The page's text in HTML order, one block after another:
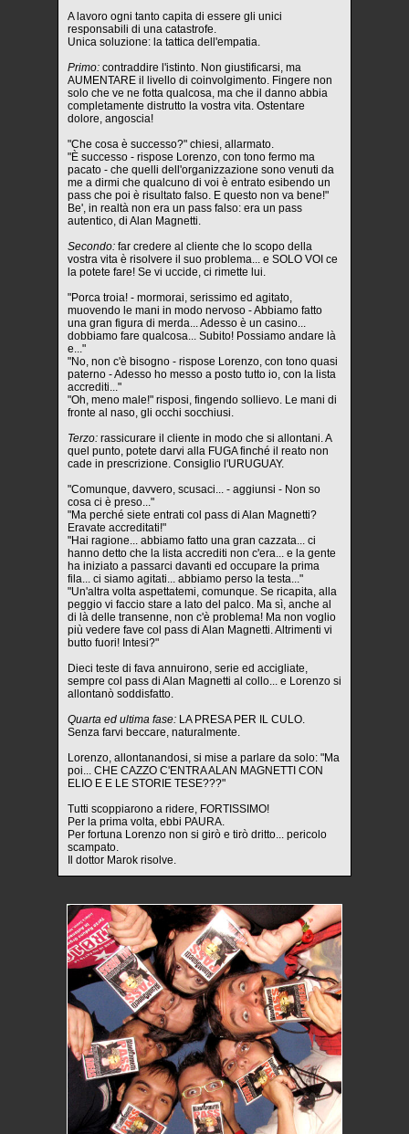
A lavoro ogni tanto capita di essere gli unici
responsabili di una catastrofe.
Unica soluzione: la tattica dell'empatia.
Primo: contraddire l'istinto. Non giustificarsi, ma
AUMENTARE il livello di coinvolgimento. Fingere non
solo che ve ne fotta qualcosa, ma che il danno abbia
completamente distrutto la vostra vita. Ostentare
dolore, angoscia!
"Che cosa è successo?" chiesi, allarmato.
"È successo - rispose Lorenzo, con tono fermo ma
pacato - che quelli dell'organizzazione sono venuti da
me a dirmi che qualcuno di voi è entrato esibendo un
pass che poi è risultato falso. E questo non va bene!"
Be', in realtà non era un pass falso: era un pass
autentico, di Alan Magnetti.
Secondo: far credere al cliente che lo scopo della
vostra vita è risolvere il suo problema... e SOLO VOI ce
la potete fare! Se vi uccide, ci rimette lui.
"Porca troia! - mormorai, serissimo ed agitato,
muovendo le mani in modo nervoso - Abbiamo fatto
una gran figura di merda... Adesso è un casino...
dobbiamo fare qualcosa... Subito! Possiamo andare là
e..."
"No, non c'è bisogno - rispose Lorenzo, con tono quasi
paterno - Adesso ho messo a posto tutto io, con la lista
accrediti..."
"Oh, meno male!" risposi, fingendo sollievo. Le mani di
fronte al naso, gli occhi socchiusi.
Terzo: rassicurare il cliente in modo che si allontani. A
quel punto, potete darvi alla FUGA finché il reato non
cade in prescrizione. Consiglio l'URUGUAY.
"Comunque, davvero, scusaci... - aggiunsi - Non so
cosa ci è preso..."
"Ma perché siete entrati col pass di Alan Magnetti?
Eravate accreditati!"
"Hai ragione... abbiamo fatto una gran cazzata... ci
hanno detto che la lista accrediti non c'era... e la gente
ha iniziato a passarci davanti ed occupare la prima
fila... ci siamo agitati... abbiamo perso la testa..."
"Un'altra volta aspettatemi, comunque. Se ricapita, alla
peggio vi faccio stare a lato del palco. Ma sì, anche al
di là delle transenne, non c'è problema! Ma non voglio
più vedere fave col pass di Alan Magnetti. Altrimenti vi
butto fuori! Intesi?"
Dieci teste di fava annuirono, serie ed accigliate,
sempre col pass di Alan Magnetti al collo... e Lorenzo si
allontanò soddisfatto.
Quarta ed ultima fase: LA PRESA PER IL CULO.
Senza farvi beccare, naturalmente.
Lorenzo, allontanandosi, si mise a parlare da solo: "Ma
poi... CHE CAZZO C'ENTRA ALAN MAGNETTI CON
ELIO E E LE STORIE TESE???"
Tutti scoppiarono a ridere, FORTISSIMO!
Per la prima volta, ebbi PAURA.
Per fortuna Lorenzo non si girò e tirò dritto... pericolo
scampato.
Il dottor Marok risolve.